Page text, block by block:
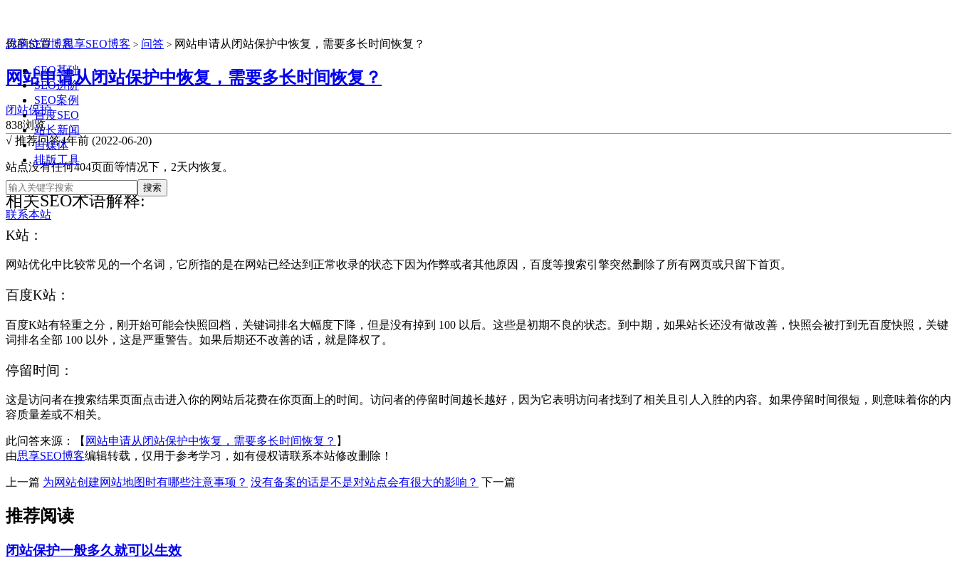
思享SEO博客
SEO基础
SEO进阶
SEO案例
百度SEO
站长新闻
自媒体
排版工具
联系本站
你的位置：思享SEO博客 > 问答 > 网站申请从闭站保护中恢复，需要多长时间恢复？
网站申请从闭站保护中恢复，需要多长时间恢复？
闭站保护
838浏览
√ 推荐回答4年前 (2022-06-20)
站点没有任何404页面等情况下，2天内恢复。
相关SEO术语解释:
K站：
网站优化中比较常见的一个名词，它所指的是在网站已经达到正常收录的状态下因为作弊或者其他原因，百度等搜索引擎突然删除了所有网页或只留下首页。
百度K站：
百度K站有轻重之分，刚开始可能会快照回档，关键词排名大幅度下降，但是没有掉到 100 以后。这些是初期不良的状态。到中期，如果站长还没有做改善，快照会被打到无百度快照，关键
词排名全部 100 以外，这是严重警告。如果后期还不改善的话，就是降权了。
停留时间：
这是访问者在搜索结果页面点击进入你的网站后花费在你页面上的时间。访问者的停留时间越长越好，因为它表明访问者找到了相关且引人入胜的内容。如果停留时间很短，则意味着你的内
容质量差或不相关。
此问答来源：【 网站申请从闭站保护中恢复，需要多长时间恢复？ 】
由思享SEO博客编辑转载，仅用于参考学习，如有侵权请联系本站修改删除！
上一篇 为网站创建网站地图时有哪些注意事项？ 没有备案的话是不是对站点会有很大的影响？ 下一篇
推荐阅读
闭站保护一般多久就可以生效